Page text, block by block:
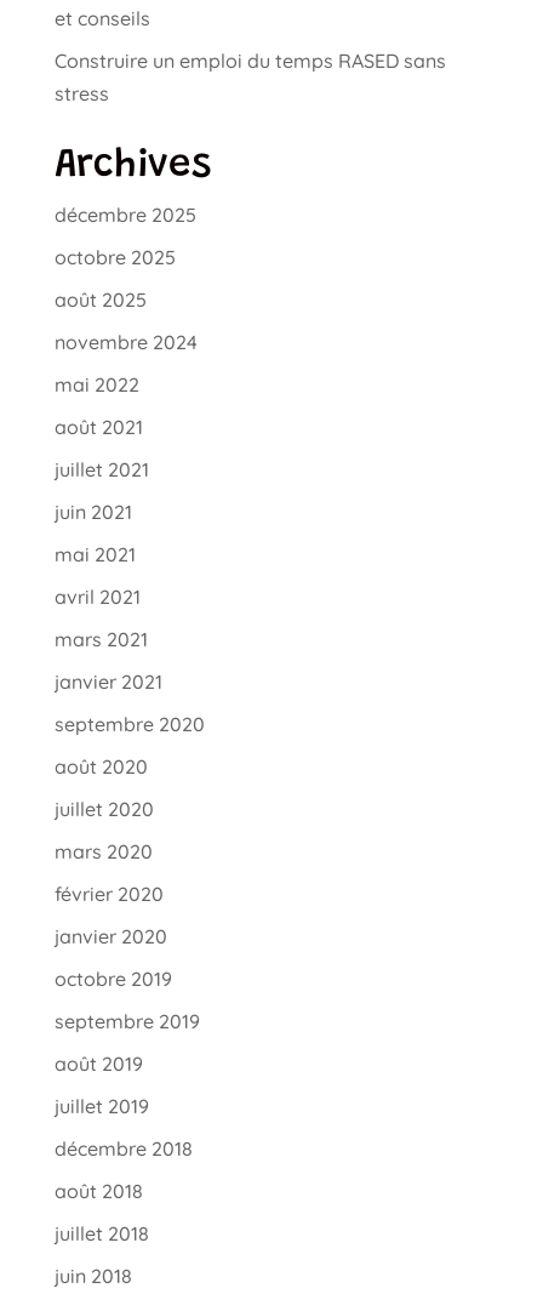
et conseils
Construire un emploi du temps RASED sans
stress
Archives
décembre 2025
octobre 2025
août 2025
novembre 2024
mai 2022
août 2021
juillet 2021
juin 2021
mai 2021
avril 2021
mars 2021
janvier 2021
septembre 2020
août 2020
juillet 2020
mars 2020
février 2020
janvier 2020
octobre 2019
septembre 2019
août 2019
juillet 2019
décembre 2018
août 2018
juillet 2018
juin 2018